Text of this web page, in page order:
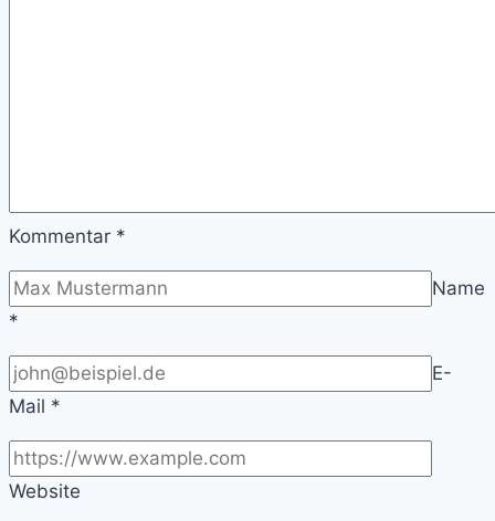
Kommentar *
Name
*
E-
Mail *
Website